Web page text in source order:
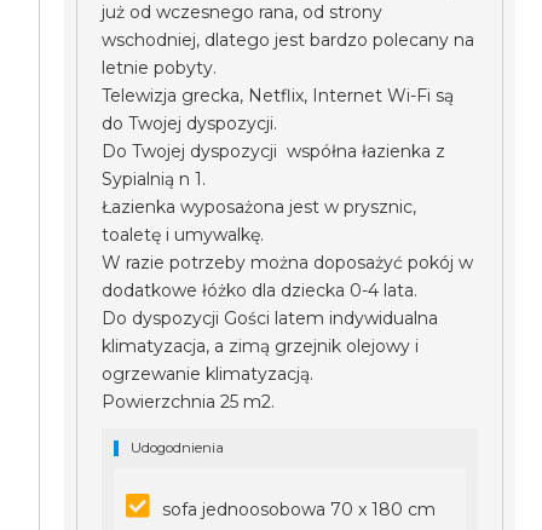
już od wczesnego rana, od strony
wschodniej, dlatego jest bardzo polecany na
letnie pobyty.
Telewizja grecka, Netflix, Internet Wi-Fi są
do Twojej dyspozycji.
Do Twojej dyspozycji współna łazienka z
Sypialnią n 1.
Łazienka wyposażona jest w prysznic,
toaletę i umywalkę.
W razie potrzeby można doposażyć pokój w
dodatkowe łóżko dla dziecka 0-4 lata.
Do dyspozycji Gości latem indywidualna
klimatyzacja, a zimą grzejnik olejowy i
ogrzewanie klimatyzacją.
Powierzchnia 25 m2.
Udogodnienia
sofa jednoosobowa 70 x 180 cm